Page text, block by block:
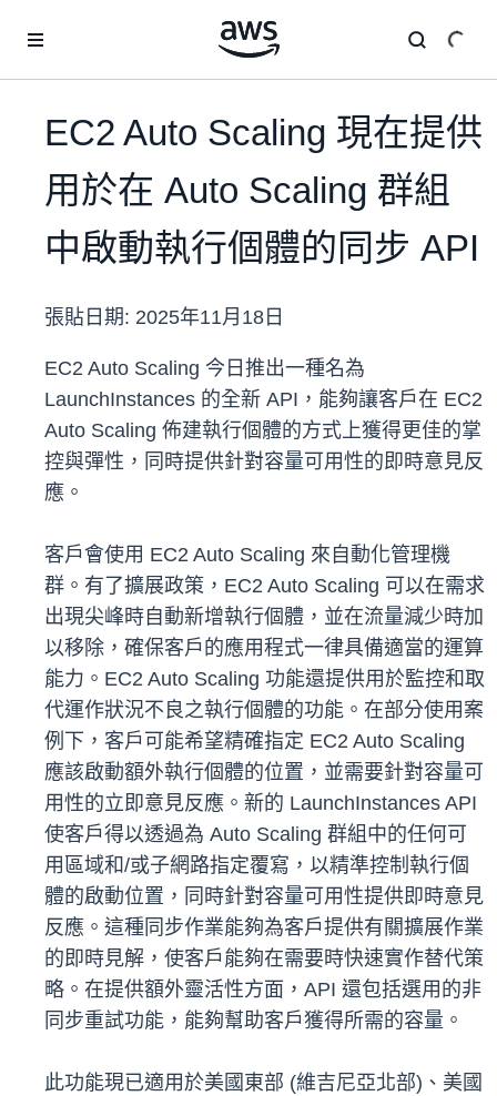
EC2 Auto Scaling 現在提供
用於在 Auto Scaling 群組
中啟動執行個體的同步 API
張貼日期: 2025年11月18日
EC2 Auto Scaling 今日推出一種名為
LaunchInstances 的全新 API，能夠讓客戶在 EC2
Auto Scaling 佈建執行個體的方式上獲得更佳的掌
控與彈性，同時提供針對容量可用性的即時意見反
應。
客戶會使用 EC2 Auto Scaling 來自動化管理機
群。有了擴展政策，EC2 Auto Scaling 可以在需求
出現尖峰時自動新增執行個體，並在流量減少時加
以移除，確保客戶的應用程式一律具備適當的運算
能力。EC2 Auto Scaling 功能還提供用於監控和取
代運作狀況不良之執行個體的功能。在部分使用案
例下，客戶可能希望精確指定 EC2 Auto Scaling
應該啟動額外執行個體的位置，並需要針對容量可
用性的立即意見反應。新的 LaunchInstances API
使客戶得以透過為 Auto Scaling 群組中的任何可
用區域和/或子網路指定覆寫，以精準控制執行個
體的啟動位置，同時針對容量可用性提供即時意見
反應。這種同步作業能夠為客戶提供有關擴展作業
的即時見解，使客戶能夠在需要時快速實作替代策
略。在提供額外靈活性方面，API 還包括選用的非
同步重試功能，能夠幫助客戶獲得所需的容量。
此功能現已適用於美國東部 (維吉尼亞北部)、美國